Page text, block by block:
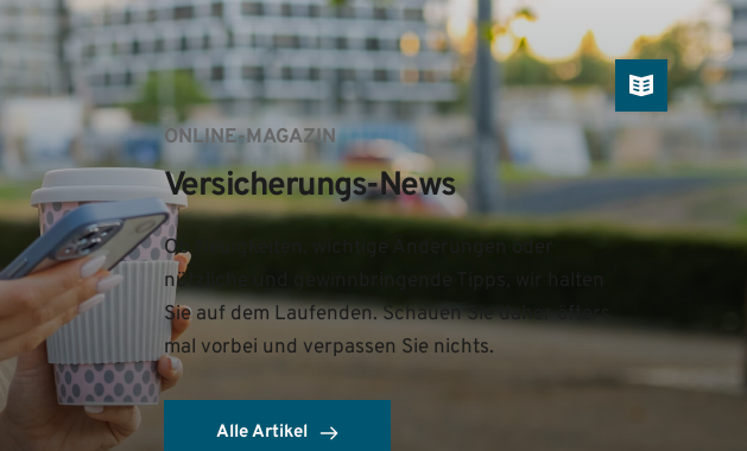
ONLINE-MAGAZIN
Versicherungs-News
Ob Neuigkeiten, wichtige Änderungen oder
nützliche und gewinnbringende Tipps, wir halten
Sie auf dem Laufenden. Schauen Sie daher öfters
mal vorbei und verpassen Sie nichts.
Alle Artikel